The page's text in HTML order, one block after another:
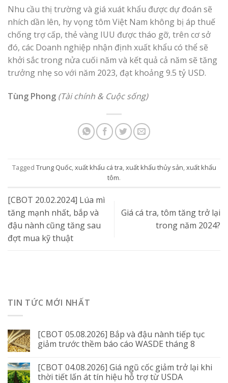
Nhu cầu thị trường và giá xuát khẩu được dự đoán sẽ
nhích dần lên, hy vọng tôm Việt Nam không bị áp thuế
chống trợ cấp, thẻ vàng IUU được tháo gỡ, trên cơ sở
đó, các Doanh nghiệp nhận định xuất khẩu có thể sẽ
khởi sắc trong nửa cuối năm và kết quả cả năm sẽ tăng
trưởng nhẹ so với năm 2023, đạt khoảng 9.5 tỷ USD.
Tùng Phong (Tài chính & Cuộc sống)
Tagged Trung Quốc,xuất khẩu cá tra,xuất khẩu thủy sản,xuất khẩu
tôm.
[CBOT 20.02.2024] Lúa mì
tăng mạnh nhất, bắp và
đậu nành cũng tăng sau
đợt mua kỹ thuật
Giá cá tra, tôm tăng trở lại
trong năm 2024?
TIN TỨC MỚI NHẤT
[CBOT 05.08.2026] Bắp và đậu nành tiếp tục
giảm trước thềm báo cáo WASDE tháng 8
[CBOT 04.08.2026] Giá ngũ cốc giảm trở lại khi
thời tiết lấn át tín hiệu hỗ trợ từ USDA